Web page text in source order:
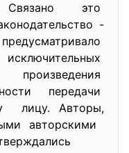
это
-
исключительных
произведения
передачи
лицу. Авторы,
авторскими